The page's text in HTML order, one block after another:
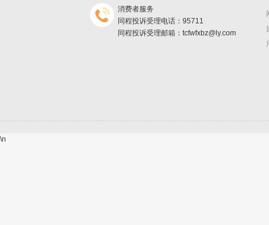
消费者服务
同程投诉受理电话：95711
同程投诉受理邮箱：tcfwfxbz@ly.com
\n